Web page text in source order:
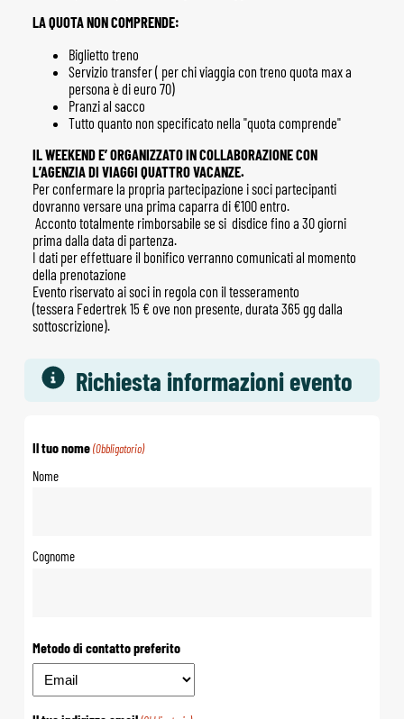
LA QUOTA NON COMPRENDE:
Biglietto treno
Servizio transfer ( per chi viaggia con treno quota max a
persona è di euro 70)
Pranzi al sacco
Tutto quanto non specificato nella "quota comprende"
IL WEEKEND E’ ORGANIZZATO IN COLLABORAZIONE CON
L’AGENZIA DI VIAGGI QUATTRO VACANZE.
Per confermare la propria partecipazione i soci partecipanti
dovranno versare una prima caparra di €100 entro.
Acconto totalmente rimborsabile se si disdice fino a 30 giorni
prima dalla data di partenza.
I dati per effettuare il bonifico verranno comunicati al momento
della prenotazione
Evento riservato ai soci in regola con il tesseramento
(tessera Federtrek 15 € ove non presente, durata 365 gg dalla
sottoscrizione).
Richiesta informazioni evento
Il tuo nome (Obbligatorio)
Nome
Cognome
Metodo di contatto preferito